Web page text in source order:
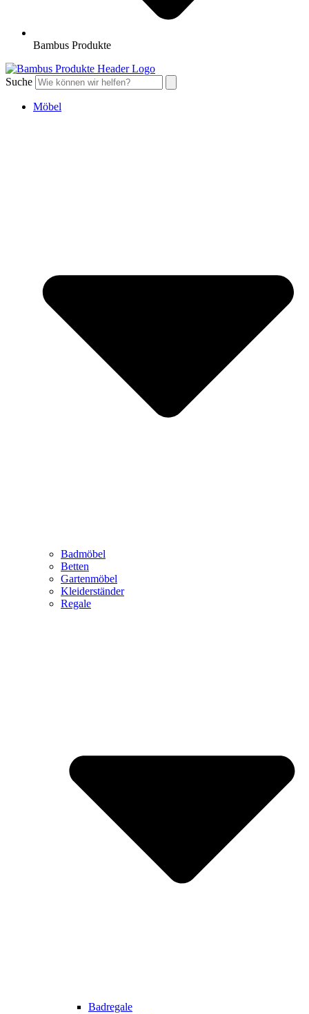
Bambus Produkte
Suche
Möbel
Badmöbel
Betten
Gartenmöbel
Kleiderständer
Regale
Badregale